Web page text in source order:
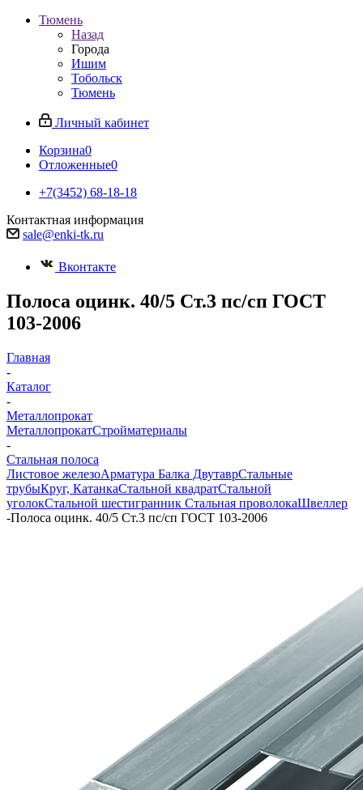
Тюмень
Назад
Города
Ишим
Тобольск
Тюмень
Личный кабинет
Корзина0
Отложенные0
+7(3452) 68-18-18
Контактная информация
sale@enki-tk.ru
Вконтакте
Полоса оцинк. 40/5 Ст.3 пс/сп ГОСТ
103-2006
Главная
-
Каталог
-
Металлопрокат
МеталлопрокатСтройматериалы
-
Стальная полоса
Листовое железоАрматура Балка ДвутаврСтальные
трубыКруг, КатанкаСтальной квадратСтальной
уголокСтальной шестигранник Стальная проволокаШвеллер
-Полоса оцинк. 40/5 Ст.3 пс/сп ГОСТ 103-2006